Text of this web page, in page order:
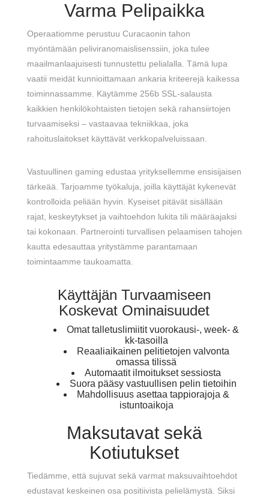
Varma Pelipaikka
Operaatiomme perustuu Curacaonin tahon
myöntämään peliviranomaislisenssiin, joka tulee
maailmanlaajuisesti tunnustettu pelialalla. Tämä lupa
vaatii meidät kunnioittamaan ankaria kriteerejä kaikessa
toiminnassamme. Käytämme 256b SSL-salausta
kaikkien henkilökohtaisten tietojen sekä rahansiirtojen
turvaamiseksi – vastaavaa tekniikkaa, joka
rahoituslaitokset käyttävät verkkopalveluissaan.
Vastuullinen gaming edustaa yrityksellemme ensisijaisen
tärkeää. Tarjoamme työkaluja, joilla käyttäjät kykenevät
kontrolloida peliään hyvin. Kyseiset pitävät sisällään
rajat, keskeytykset ja vaihtoehdon lukita tili määräajaksi
tai kokonaan. Partnerointi turvallisen pelaamisen tahojen
kautta edesauttaa yritystämme parantamaan
toimintaamme taukoamatta.
Käyttäjän Turvaamiseen
Koskevat Ominaisuudet
Omat talletuslimiitit vuorokausi-, week- &
kk-tasoilla
Reaaliaikainen pelitietojen valvonta
omassa tilissä
Automaatit ilmoitukset sessiosta
Suora pääsy vastuullisen pelin tietoihin
Mahdollisuus asettaa tappiorajoja &
istuntoaikoja
Maksutavat sekä
Kotiutukset
Tiedämme, että sujuvat sekä varmat maksuvaihtoehdot
edustavat keskeinen osa positiivista pelielämystä. Siksi